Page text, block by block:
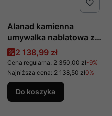
Alanad kamienna
umywalka nablatowa z
szarego marmuru APO
KUN-006SZ
Cena promocyjna
2 138,99 zł
Cena regularna: 2 350,00 zł-9%
Najniższa cena: 2 138,50 zł0%
Do koszyka